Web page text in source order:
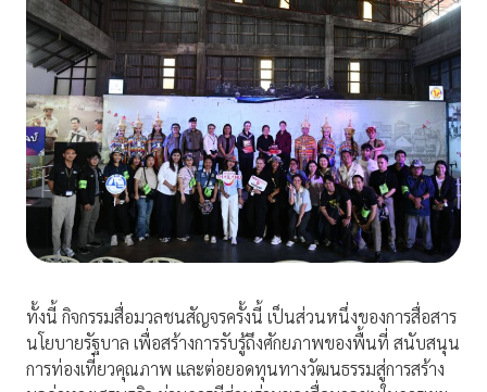
ทั้งนี้ กิจกรรมสื่อมวลชนสัญจรครั้งนี้ เป็นส่วนหนึ่งของการสื่อสาร
นโยบายรัฐบาล เพื่อสร้างการรับรู้ถึงศักยภาพของพื้นที่ สนับสนุน
การท่องเที่ยวคุณภาพ และต่อยอดทุนทางวัฒนธรรมสู่การสร้าง